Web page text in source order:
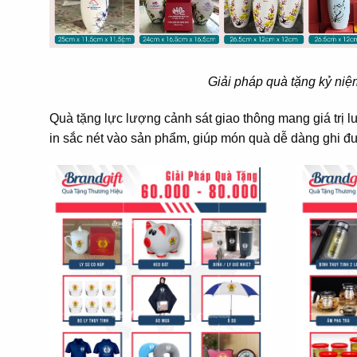
Giải pháp quà tặng kỷ
Quà tặng lực lượng cảnh sát giao thông mang giá trị
in sắc nét vào sản phẩm, giúp món quà dễ dàng ghi